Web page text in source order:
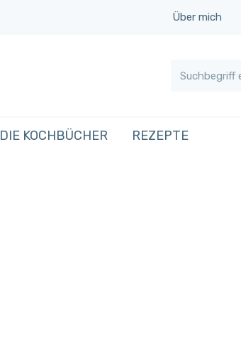
Über mich
DIE KOCHBÜCHER REZEPTE